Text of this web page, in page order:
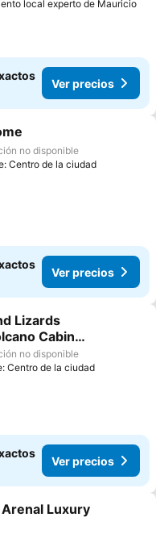
local experto de Mauricio
Ver precios
a favoritos
no disponible
Centro de la ciudad
Ver precios
a favoritos
Lizards
Cabin
no disponible
Centro de la ciudad
Ver precios
a favoritos
Luxury